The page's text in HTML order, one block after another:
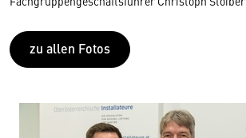
zu allen Fotos